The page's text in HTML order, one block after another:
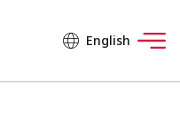
English